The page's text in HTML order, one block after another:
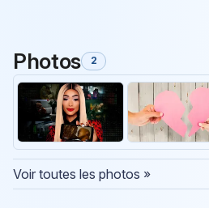
Photos 2
Voir toutes les photos »